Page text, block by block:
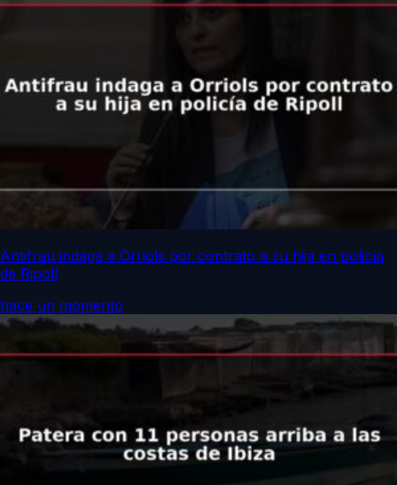
Antifrau indaga a Orriols por contrato a su hija en policía
de Ripoll
hace un momento